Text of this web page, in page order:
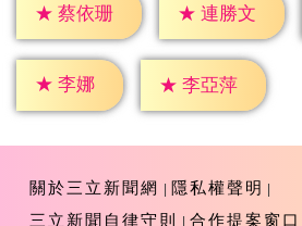
★ 蔡依珊 ★ 連勝文
★ 李娜 ★ 李亞萍
關於三立新聞網
隱私權聲明
三立新聞自律守則
合作提案窗口